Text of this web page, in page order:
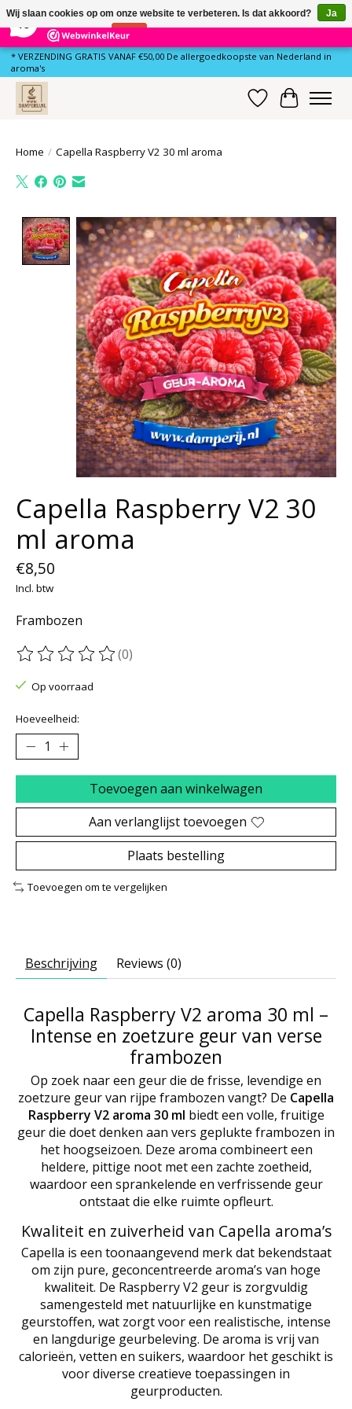
81 Reviews ×
* VERZENDING GRATIS VANAF €50,00 De allergoedkoopste van Nederland in
aroma's
Verlanglijst
Home / Capella Raspberry V2 30 ml aroma
Product image slideshow Items
Capella Raspberry V2 30
ml aroma
€8,50
Incl. btw
Frambozen
De beoordeling van dit product is
(0)
Op voorraad
Hoeveelheid:
Toevoegen aan winkelwagen
Aan verlanglijst toevoegen
Plaats bestelling
Toevoegen om te vergelijken
Beschrijving Reviews (0)
Capella Raspberry V2 aroma 30 ml –
Intense en zoetzure geur van verse
frambozen
Op zoek naar een geur die de frisse, levendige en
zoetzure geur van rijpe frambozen vangt? De Capella
Raspberry V2 aroma 30 ml biedt een volle, fruitige
geur die doet denken aan vers geplukte frambozen in
het hoogseizoen. Deze aroma combineert een
heldere, pittige noot met een zachte zoetheid,
waardoor een sprankelende en verfrissende geur
ontstaat die elke ruimte opfleurt.
Kwaliteit en zuiverheid van Capella aroma’s
Capella is een toonaangevend merk dat bekendstaat
om zijn pure, geconcentreerde aroma’s van hoge
kwaliteit. De Raspberry V2 geur is zorgvuldig
samengesteld met natuurlijke en kunstmatige
geurstoffen, wat zorgt voor een realistische, intense
en langdurige geurbeleving. De aroma is vrij van
calorieën, vetten en suikers, waardoor het geschikt is
voor diverse creatieve toepassingen in
geurproducten.
Wij slaan cookies op om onze website te verbeteren. Is dat akkoord?
Ja
Nee